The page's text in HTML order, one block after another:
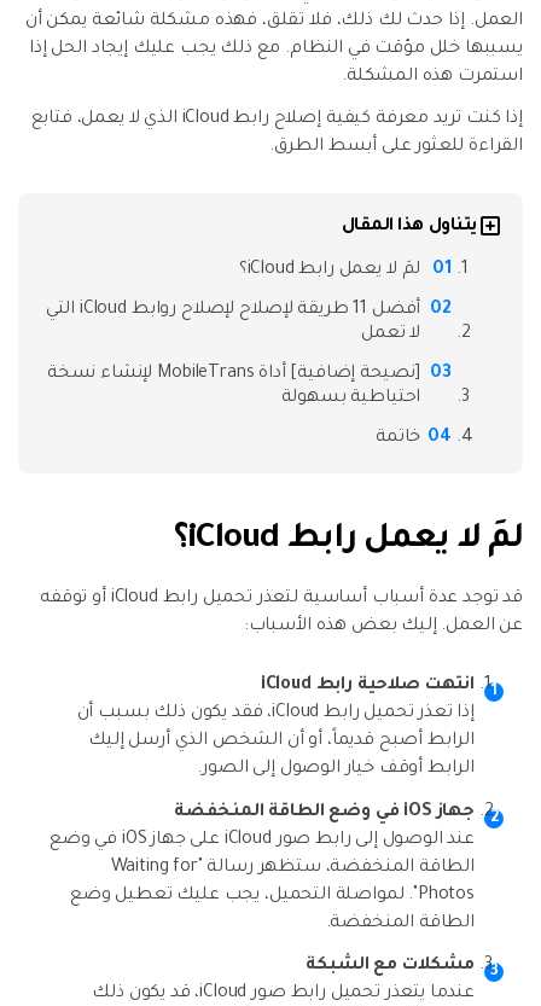
تحديث iOS
تعقب الموقع
نقل بيانات الهاتف وبيانات WhatsApp والملفات بين
الأجهزة.
Status Saver for WhatsApp
حفاظ الحالة ، وقراءة الدردشات المحذوفة، واستخدام
العمل. إذا حدث لك ذلك، فلا تقلق، فهذه مشكلة شائعة يمكن أن
يسببها خلل مؤقت في النظام. مع ذلك يجب عليك إيجاد الحل إذا
استمرت هذه المشكلة.
إذا كنت تريد معرفة كيفية إصلاح رابط iCloud الذي لا يعمل، فتابع
القراءة للعثور على أبسط الطرق.
يتناول هذا المقال
لمَ لا يعمل رابط iCloud؟
أفضل 11 طريقة لإصلاح لإصلاح روابط iCloud التي
لا تعمل
[نصيحة إضافية] أداة MobileTrans لإنشاء نسخة
احتياطية بسهولة
خاتمة
لمَ لا يعمل رابط iCloud؟
قد توجد عدة أسباب أساسية لتعذر تحميل رابط iCloud أو توقفه
عن العمل. إليك بعض هذه الأسباب:
انتهت صلاحية رابط iCloud
إذا تعذر تحميل رابط iCloud، فقد يكون ذلك بسبب أن
الرابط أصبح قديماً، أو أن الشخص الذي أرسل إليك
الرابط أوقف خيار الوصول إلى الصور.
جهاز iOS في وضع الطاقة المنخفضة
عند الوصول إلى رابط صور iCloud على جهاز iOS في وضع
الطاقة المنخفضة، ستظهر رسالة "Waiting for
Photos". لمواصلة التحميل، يجب عليك تعطيل وضع
الطاقة المنخفضة.
مشكلات مع الشبكة
عندما يتعذر تحميل رابط صور iCloud، قد يكون ذلك